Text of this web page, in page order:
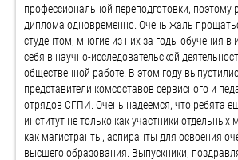
профессиональной переподготовки, поэтому
диплома одновременно. Очень жаль
студентом, многие из них за годы обучения в
себя в научно-исследовательской
общественной работе. В этом году
представители комсоставов сервисного и
отрядов СГПИ. Очень надеемся, что ребята
институт не только как участники отдельных
как магистранты, аспиранты для освоения
высшего образования. Выпускники,